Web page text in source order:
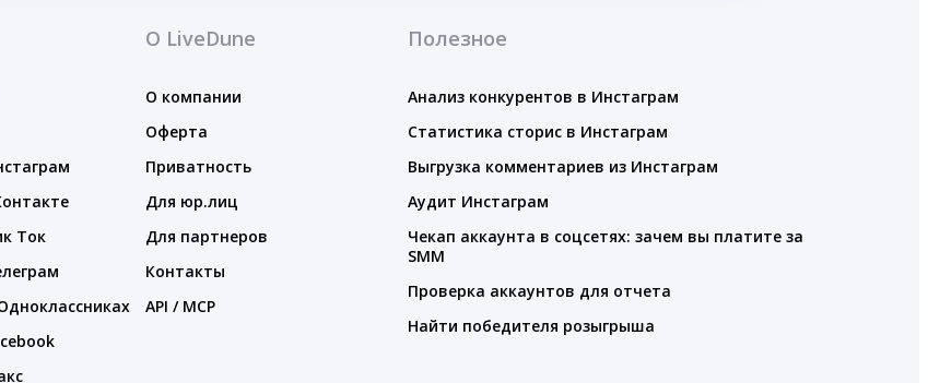
Ток
О LiveDune
О компании
Оферта
Приватность
Для юр.лиц
Для партнеров
Контакты
API / MCP
Полезное
Анализ конкурентов в Инстаграм
Статистика сторис в Инстаграм
Выгрузка комментариев из Инстаграм
Аудит Инстаграм
Чекап аккаунта в соцсетях: зачем вы платите за
SMM
Проверка аккаунтов для отчета
Найти победителя розыгрыша